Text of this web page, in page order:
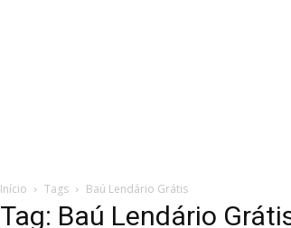
Início Tags Baú Lendário Grátis
Tag: Baú Lendário